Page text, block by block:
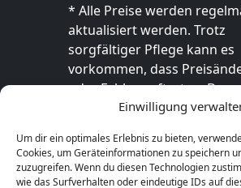
Einwilligung
Um dir ein optimales Erlebnis zu bieten,
Cookies, um Geräteinformationen zu speichern
zuzugreifen. Wenn du diesen Technologien
wie das Surfverhalten oder eindeutige IDs auf
* Alle Preise werden
aktualisiert werden. Trotz
sorgfältiger Pflege kann es
vorkommen, dass
oder Fehler auftreten. Der
endgültige Preis sowie die
ausschließlich im
Shop des Anbieters